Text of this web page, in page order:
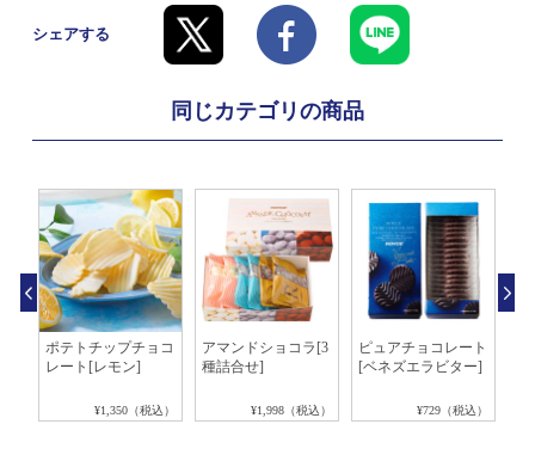
シェアする
同じカテゴリの商品
ポテトチップチョコ
レート[レモン]
¥1,350（税込）
アマンドショコラ[3
種詰合せ]
¥1,998（税込）
ピュアチョコレート
[ベネズエラビター]
¥729（税込）